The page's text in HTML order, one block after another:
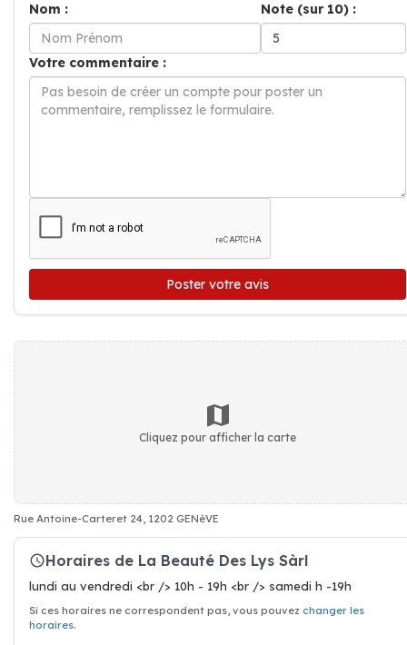
Nom :
Note (sur 10) :
Votre commentaire :
Poster votre avis
Cliquez pour afficher la carte
Rue Antoine-Carteret 24, 1202 GENèVE
Horaires de La Beauté Des Lys Sàrl
lundi au vendredi <br /> 10h - 19h <br /> samedi h -19h
Si ces horaires ne correspondent pas, vous pouvez changer les
horaires.